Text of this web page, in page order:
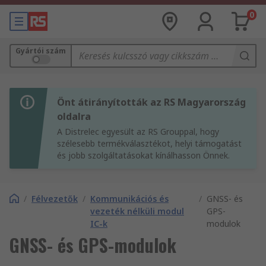
0
Gyártói szám
Önt átirányították az RS Magyarország
oldalra
A Distrelec egyesült az RS Grouppal, hogy
szélesebb termékválasztékot, helyi támogatást
és jobb szolgáltatásokat kínálhasson Önnek.
/ Félvezetők / Kommunikációs és
vezeték nélküli modul
IC-k
/ GNSS- és
GPS-
modulok
GNSS- és GPS-modulok